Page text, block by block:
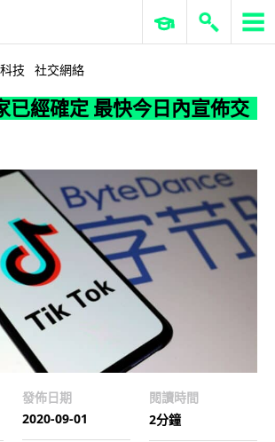
買家已經確定 最快今日內宣佈交易
ERP 與商業 AI
技 社交網絡
已經確定 最快今日內宣佈交
發佈日期
2020-09-01
閱讀時間
2分鐘